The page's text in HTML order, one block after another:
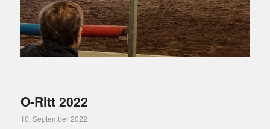
O-Ritt 2022
10. September 2022